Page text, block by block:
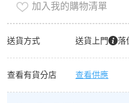
大
包
量
加入我的購物清單
送貨方式 送貨上門 落
查看有貨分店 查看供應